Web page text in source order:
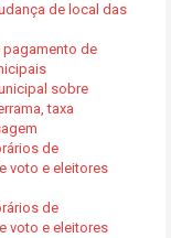
de local das
pagamento de
sobre
taxa
de
voto e eleitores
de
voto e eleitores